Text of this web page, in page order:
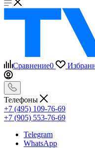
Сравнение0
Телефоны
+7 (495) 109-76-69
+7 (905) 553-76-69
Telegram
WhatsApp